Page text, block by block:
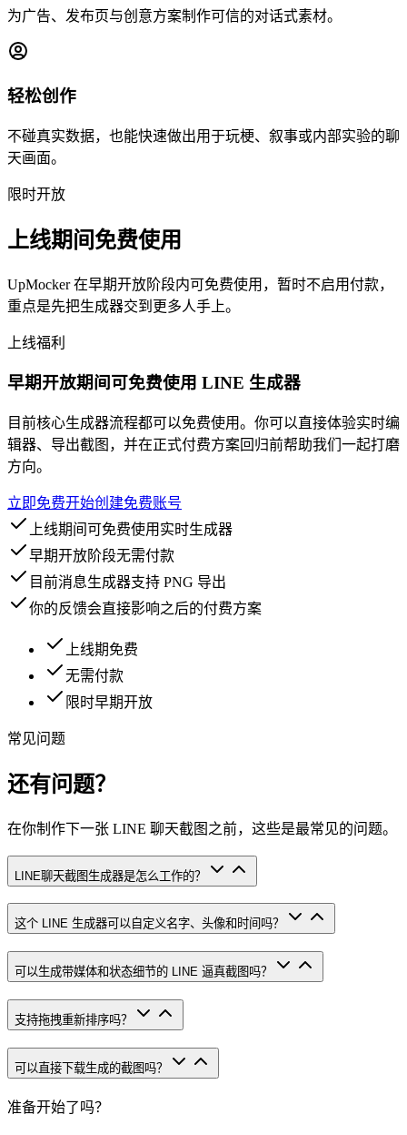
为广告、发布页与创意方案制作可信的对话式素材。
轻松创作
不碰真实数据，也能快速做出用于玩梗、叙事或内部实验的聊
天画面。
限时开放
上线期间免费使用
UpMocker 在早期开放阶段内可免费使用，暂时不启用付款，
重点是先把生成器交到更多人手上。
上线福利
早期开放期间可免费使用 LINE 生成器
目前核心生成器流程都可以免费使用。你可以直接体验实时编
辑器、导出截图，并在正式付费方案回归前帮助我们一起打磨
方向。
立即免费开始创建免费账号
上线期间可免费使用实时生成器
早期开放阶段无需付款
目前消息生成器支持 PNG 导出
你的反馈会直接影响之后的付费方案
上线期免费
无需付款
限时早期开放
常见问题
还有问题？
在你制作下一张 LINE 聊天截图之前，这些是最常见的问题。
LINE聊天截图生成器是怎么工作的？
这个 LINE 生成器可以自定义名字、头像和时间吗？
可以生成带媒体和状态细节的 LINE 逼真截图吗？
支持拖拽重新排序吗？
可以直接下载生成的截图吗？
准备开始了吗？